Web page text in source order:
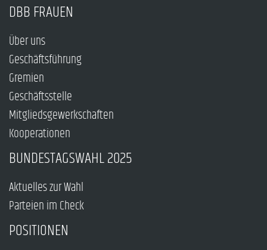
DBB FRAUEN
Über uns
Geschäftsführung
Gremien
Geschäftsstelle
Mitgliedsgewerkschaften
Kooperationen
BUNDESTAGSWAHL 2025
Aktuelles zur Wahl
Parteien im Check
POSITIONEN